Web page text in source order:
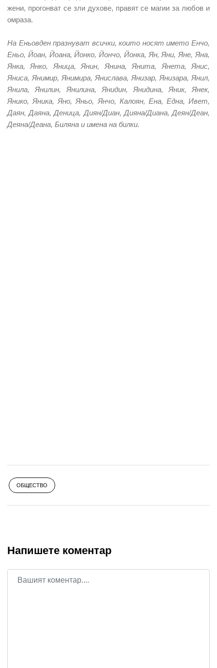
жени, прогонват се зли духове, правят се магии за любов и
омраза.
На Еньовден празнуват всички, които носят името Енчо,
Еньо, Йоан, Йоана, Йонко, Йончо, Йонка, Ян, Яни, Яне, Яна,
Янка, Янко, Яница, Янин, Янина, Янита, Янета, Янис,
Яниса, Янимир, Янимира, Янислава, Янизар, Янизара, Янил,
Янила, Янилин, Янилина, Янидин, Янидина, Яник, Янек,
Янико, Яника, Яно, Яньо, Янчо, Калоян, Ена, Една, Ивет,
Даян, Даяна, Деница, Диян/Диан, Дияна/Диана, Деян/Деан,
Деяна/Деана, Биляна и имена на билки.
ОБЩЕСТВО
Напишете коментар